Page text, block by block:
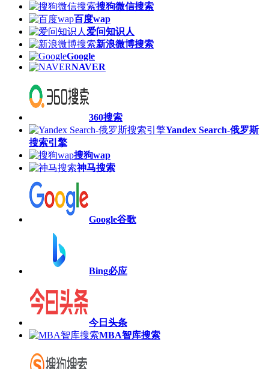
搜狗微信搜索
百度wap
爱问知识人
新浪微博搜索
Google
NAVER
360搜索
Yandex Search-俄罗斯
搜索引擎
搜狗wap
神马搜索
Google谷歌
Bing必应
今日头条
MBA智库搜索